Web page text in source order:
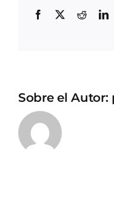
Facebook
X Reddit
Sobre el Autor: